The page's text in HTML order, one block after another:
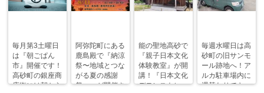
毎月第3土曜日
は『朝ごぱん
市』開催です！
高砂町の銀座商
店街には朝から
阿弥陀町にある
鹿島殿で『納涼
祭〜地域とつな
がる夏の感謝
祭〜』が開催さ
能の聖地高砂で
『親子日本文化
体験教室』が開
講！『日本文化
デモンストレー
毎週水曜日は高
砂町の旧サンモ
ール跡地へ！ア
ルカ駐車場内に
週替わりでキッ